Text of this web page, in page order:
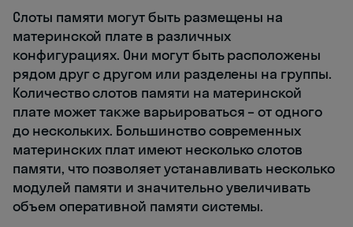
Слоты памяти могут быть размещены на
материнской плате в различных
конфигурациях. Они могут быть расположены
рядом друг с другом или разделены на группы.
Количество слотов памяти на материнской
плате может также варьироваться – от одного
до нескольких. Большинство современных
материнских плат имеют несколько слотов
памяти, что позволяет устанавливать несколько
модулей памяти и значительно увеличивать
объем оперативной памяти системы.